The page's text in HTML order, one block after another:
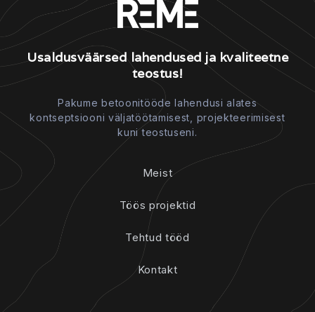
Usaldusväärsed lahendused ja kvaliteetne
teostus!
Pakume betoonitööde lahendusi alates
kontseptsiooni väljatöötamisest, projekteerimisest
kuni teostuseni.
Meist
Töös projektid
Tehtud tööd
Kontakt